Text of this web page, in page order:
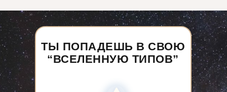
ТЫ ПОПАДЕШЬ В СВОЮ
“ВСЕЛЕННУЮ ТИПОВ”